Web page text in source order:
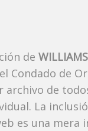
de
Condado de
de
La
es una mera